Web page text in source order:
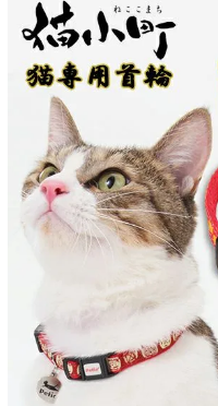
食器・給水器
しつけ用品
防虫用品
引っ張って遊ぶ
またたび・元気草
ダイエット中にオススメ